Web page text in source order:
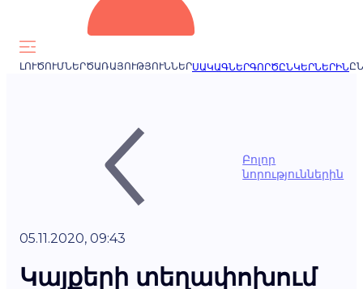
ԼՈՒԾՈՒՄՆԵՐԾԱՌԱՅՈՒԹՅՈՒՆՆԵՐՍԱԿԱԳՆԵՐԳՈՐԾԸՆԿԵՐՆԵՐԻՆ
Բոլոր
նորություններին
05.11.2020, 09:43
Կայքերի տեղափոխում